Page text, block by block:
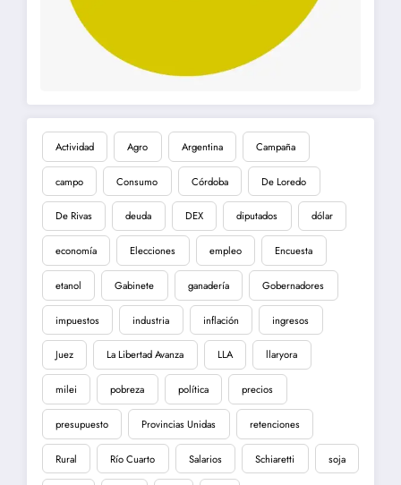
Actividad Agro Argentina Campaña
campo Consumo Córdoba De Loredo
De Rivas deuda DEX diputados dólar
economía Elecciones empleo Encuesta
etanol Gabinete ganadería Gobernadores
impuestos industria inflación ingresos
Juez La Libertad Avanza LLA llaryora
milei pobreza política precios
presupuesto Provincias Unidas retenciones
Rural Río Cuarto Salarios Schiaretti soja